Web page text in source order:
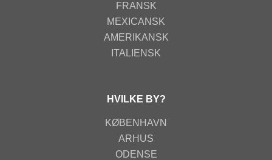
FRANSK
MEXICANSK
AMERIKANSK
ITALIENSK
HVILKE BY?
KØBENHAVN
ARHUS
ODENSE